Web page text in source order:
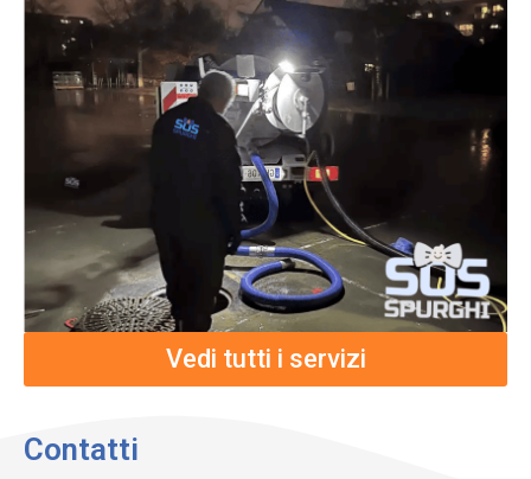
Vedi tutti i servizi
Contatti